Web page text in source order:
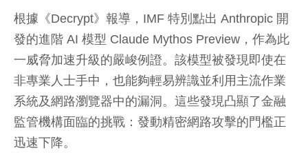
根據《Decrypt》報導，IMF 特別點出 Anthropic 開
發的進階 AI 模型 Claude Mythos Preview，作為此
一威脅加速升級的嚴峻例證。該模型被發現即使在
非專業人士手中，也能夠輕易辨識並利用主流作業
系統及網路瀏覽器中的漏洞。這些發現凸顯了金融
監管機構面臨的挑戰：發動精密網路攻擊的門檻正
迅速下降。